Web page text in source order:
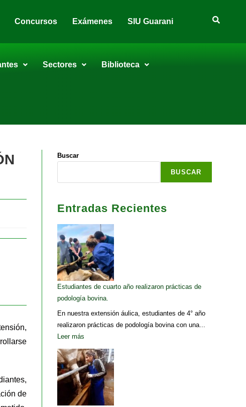
Concursos Exámenes SIU Guarani
Sectores Biblioteca
de
Buscar
BUSCAR
Entradas Recientes
Estudiantes de cuarto año realizaron prácticas de
podología bovina.
En nuestra extensión áulica, estudiantes de 4° año
realizaron prácticas de podología bovina con una...
Leer más